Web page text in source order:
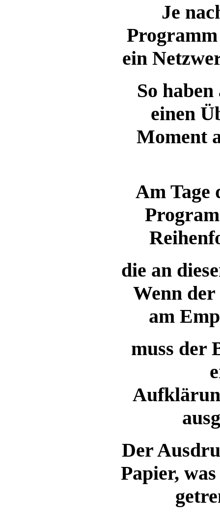
Je
ein
So
einen
Moment
Am Tage
die an
Wenn der
am
muss der
Der
Papier,